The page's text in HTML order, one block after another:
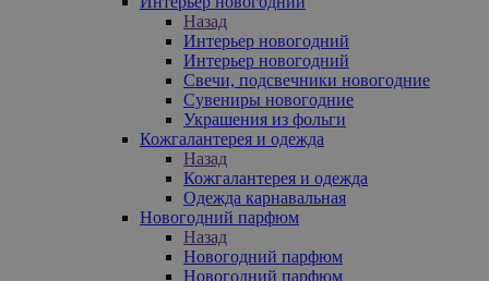
Назад
Интерьер новогодний
Интерьер новогодний
Свечи, подсвечники новогодние
Сувениры новогодние
Украшения из фольги
Кожгалантерея и одежда
Назад
Кожгалантерея и одежда
Одежда карнавальная
Новогодний парфюм
Назад
Новогодний парфюм
Новогодний парфюм